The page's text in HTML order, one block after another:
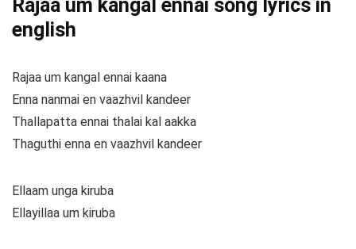
Rajaa um kangal ennai song lyrics in
english
Rajaa um kangal ennai kaana
Enna nanmai en vaazhvil kandeer
Thallapatta ennai thalai kal aakka
Thaguthi enna en vaazhvil kandeer
Ellaam unga kiruba
Ellayillaa um kiruba